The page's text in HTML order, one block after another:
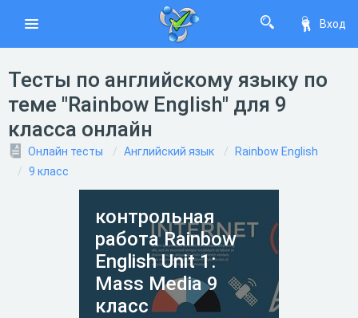
Вход
Тесты по английскому языку по
теме "Rainbow English" для 9
класса онлайн
Онлайн тесты Английский язык
Rainbow English
9 класс
контрольная
работа Rainbow
English Unit 1:
Mass Media 9
класс